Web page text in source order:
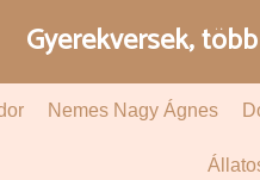
Gyerekversek,
Nemes Nagy Ágnes